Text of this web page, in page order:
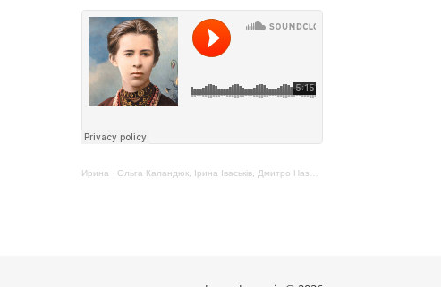
Ирина · Ольга Каландюк, Ірина Іваськів, Дмитро Назаренко – Леся-Лесенька